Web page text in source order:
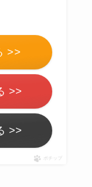
>>
>>
>>
ポチップ